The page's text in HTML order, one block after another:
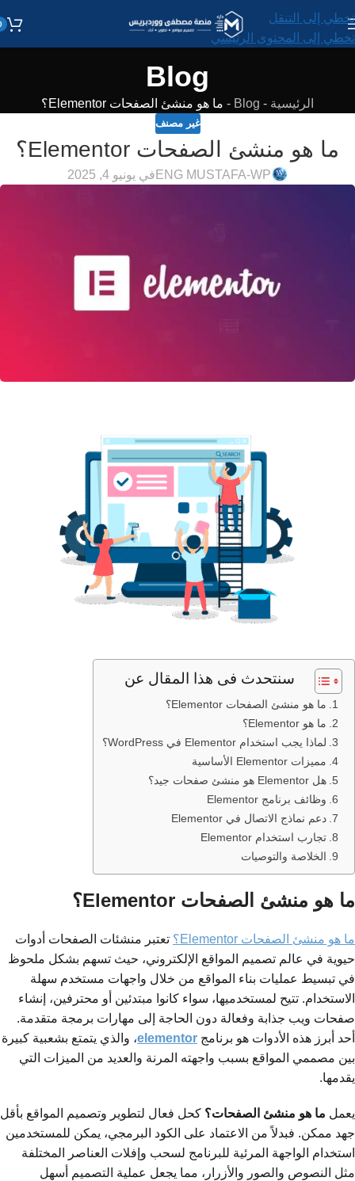
تخطي إلى التنقل
تخطي إلى المحتوى الرئيسي
Blog
الرئيسية -
Blog
- ما هو منشئ الصفحات Elementor؟
غير مصنف
ما هو منشئ الصفحات Elementor؟
ENG MUSTAFA-WP في يونيو 4, 2025
سنتحدث فى هذا المقال عن
ما هو منشئ الصفحات Elementor؟
ما هو Elementor؟
لماذا يجب استخدام Elementor في WordPress؟
مميزات Elementor الأساسية
هل Elementor هو منشئ صفحات جيد؟
وظائف برنامج Elementor
دعم نماذج الاتصال في Elementor
تجارب استخدام Elementor
الخلاصة والتوصيات
ما هو منشئ الصفحات Elementor؟
ما هو منشئ الصفحات Elementor؟
تعتبر منشئات الصفحات أدوات
حيوية في عالم تصميم المواقع الإلكتروني، حيث تسهم بشكل ملحوظ
في تبسيط عمليات بناء المواقع من خلال واجهات مستخدم سهلة
الاستخدام. تتيح لمستخدميها، سواء كانوا مبتدئين أو محترفين، إنشاء
صفحات ويب جذابة وفعالة دون الحاجة إلى مهارات برمجة متقدمة.
أحد أبرز هذه الأدوات هو برنامج elementor، والذي يتمتع بشعبية كبيرة
بين مصممي المواقع بسبب واجهته المرنة والعديد من الميزات التي
يقدمها.
يعمل ما هو منشئ الصفحات؟ كحل فعال لتطوير وتصميم المواقع بأقل
جهد ممكن. فبدلاً من الاعتماد على الكود البرمجي، يمكن للمستخدمين
استخدام الواجهة المرئية للبرنامج لسحب وإفلات العناصر المختلفة
مثل النصوص والصور والأزرار، مما يجعل عملية التصميم أسهل